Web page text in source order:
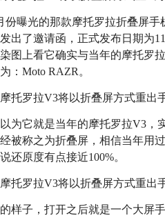
份曝光的那款摩托罗拉折叠屏
出了邀请函，正式发布日期为
图上看它确实与当年的摩托罗
：Moto RAZR。
为它就是当年的摩托罗拉V3，
被称之为折叠屏，相信当年用
还原度有点接近100%。
样子，打开之后就是一个大屏